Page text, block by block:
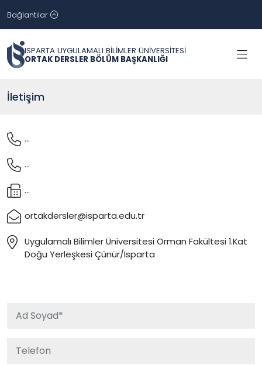
Bağlantılar
ISPARTA UYGULAMALI BİLİMLER ÜNİVERSİTESİ
ORTAK DERSLER BÖLÜM BAŞKANLIĞI
İletişim
...
...
...
ortakdersler@isparta.edu.tr
Uygulamalı Bilimler Üniversitesi Orman Fakültesi 1.Kat
Doğu Yerleşkesi Çünür/Isparta